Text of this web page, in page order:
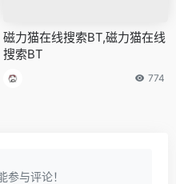
磁力猫在线搜索BT,磁力猫在线
搜索BT
774
参与评论！